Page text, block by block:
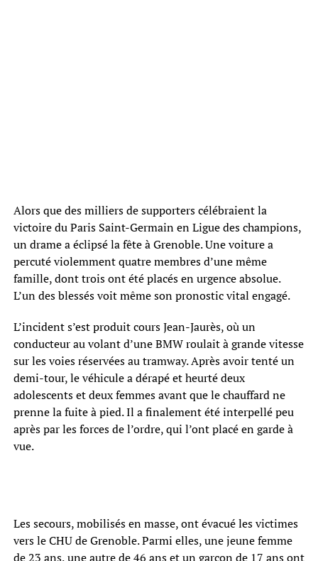
Alors que des milliers de supporters célébraient la
victoire du Paris Saint-Germain en Ligue des champions,
un drame a éclipsé la fête à Grenoble. Une voiture a
percuté violemment quatre membres d’une même
famille, dont trois ont été placés en urgence absolue.
L’un des blessés voit même son pronostic vital engagé.
L’incident s’est produit cours Jean-Jaurès, où un
conducteur au volant d’une BMW roulait à grande vitesse
sur les voies réservées au tramway. Après avoir tenté un
demi-tour, le véhicule a dérapé et heurté deux
adolescents et deux femmes avant que le chauffard ne
prenne la fuite à pied. Il a finalement été interpellé peu
après par les forces de l’ordre, qui l’ont placé en garde à
vue.
Les secours, mobilisés en masse, ont évacué les victimes
vers le CHU de Grenoble. Parmi elles, une jeune femme
de 23 ans, une autre de 46 ans et un garçon de 17 ans ont